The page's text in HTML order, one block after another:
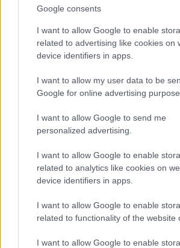
Google consents
I want to allow Google to enable
related to advertising like cookies on
device identifiers in apps.
I want to allow my user data to be
Google for online advertising
I want to allow Google to send me
personalized advertising.
I want to allow Google to enable
related to analytics like cookies on
device identifiers in apps.
I want to allow Google to enable
related to functionality of the website
I want to allow Google to enable
tulevaisuutta –
2024
Isolta tukee nykyisen ja tulevan
yritysvastuullisuuteen liittyvän
noudattamista. Lue Isoltan